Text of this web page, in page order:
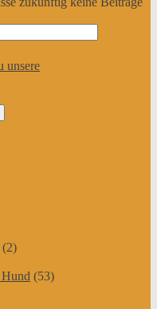
unsere
(2)
(53)